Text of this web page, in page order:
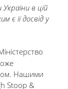
в цій
є її досвід у
Нашими
Stoop &